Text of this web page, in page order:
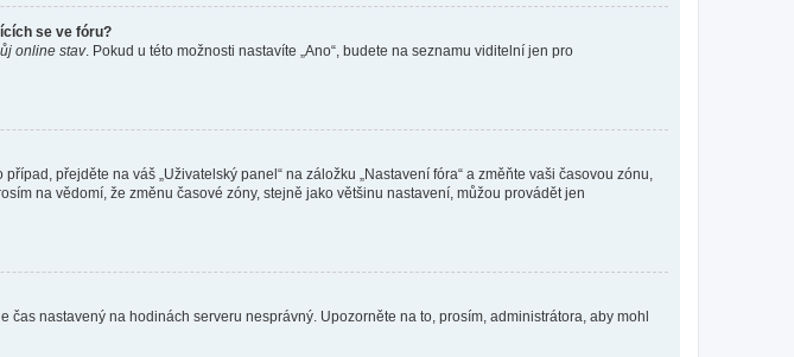
se ve fóru?
online stav. Pokud u této možnosti nastavíte „Ano“, budete na seznamu viditelní jen pro
přejděte na váš „Uživatelský panel“ na záložku „Nastavení fóra“ a změňte vaši časovou zónu,
na vědomí, že změnu časové zóny, stejně jako většinu nastavení, můžou provádět jen
nastavený na hodinách serveru nesprávný. Upozorněte na to, prosím, administrátora, aby mohl